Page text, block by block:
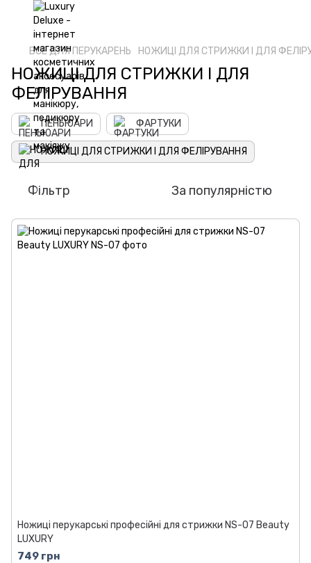
ВСЕ ДЛЯ ПЕРУКАРЕНЬ НОЖИЦІ ДЛЯ СТРИЖКИ І ДЛЯ
НОЖИЦІ ДЛЯ СТРИЖКИ І ДЛЯ
ФЕЛІРУВАННЯ
ПЕНЬЮАРИ ФАРТУКИ
НОЖИЦІ ДЛЯ СТРИЖКИ І ДЛЯ ФЕЛІРУВАННЯ
Фільтр За популярністю
Ножиці перукарські професійні для стрижки NS-07 Beauty
LUXURY
749 грн